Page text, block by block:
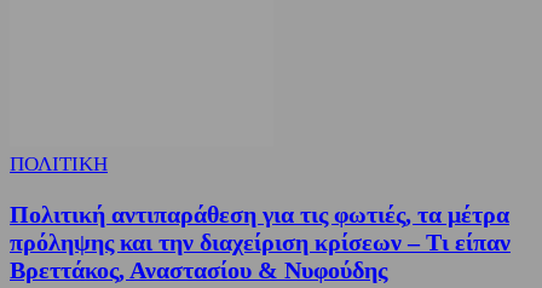
ΠΟΛΙΤΙΚΗ
Πολιτική αντιπαράθεση για τις φωτιές, τα μέτρα
πρόληψης και την διαχείριση κρίσεων – Τι είπαν
Βρεττάκος, Αναστασίου & Νυφούδης